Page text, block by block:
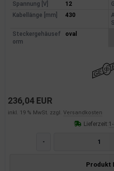
Spannung [V] 12
Kabellänge [mm]
430
Steckergehäusef
orm
oval
236,04 EUR
inkl. 19 % MwSt. zzgl. Versandkosten
Lieferzeit:
-
Produkt